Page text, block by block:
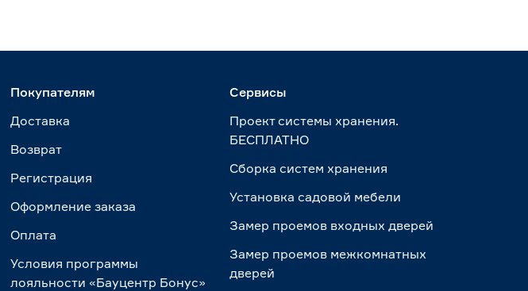
Покупателям
Доставка
Возврат
Регистрация
Оформление заказа
Оплата
Условия программы
лояльности «Бауцентр Бонус»
Сервисы
Проект системы хранения.
БЕСПЛАТНО
Сборка систем хранения
Установка садовой мебели
Замер проемов входных дверей
Замер проемов межкомнатных
дверей